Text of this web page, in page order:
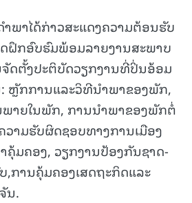
ພາໄດ້ກ່າວສະແດງຄວາມຕ້ອນຮັບ
ຝຶກອົບຮົມພ້ອມລາຍງານສະພາບ
ດຕັ້ງປະຕິບັດວຽກງານທີ່ປິ່ນອ້ອມ
: ຫຼັກການແລະວິທີນຳພາຂອງພັກ,
ພາຍໃນພັກ, ການນໍາພາຂອງພັກຕໍ່
າມຮັບຜິດຊອບທາງການເມືອງ
ມຄອງ, ວຽກງານປ້ອງກັນຊາດ-
ການຄຸ້ມຄອງເສດຖະກິດແລະ
ນ.